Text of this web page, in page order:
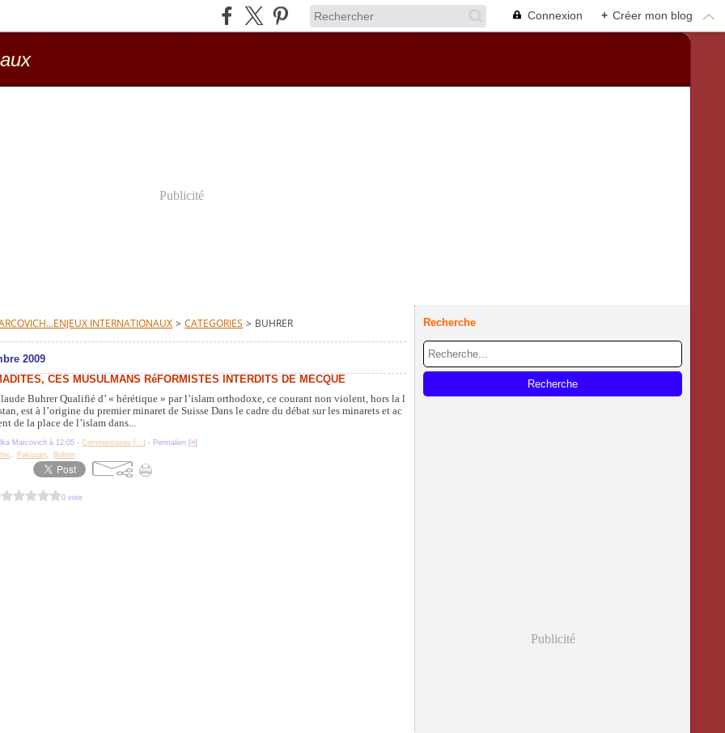
Connexion + Créer mon blog
Publicité
INTERNATIONAUX > CATEGORIES > BUHRER
2009
CES MUSULMANS RéFORMISTES INTERDITS DE MECQUE
Buhrer Qualifié d’ « hérétique » par l’islam orthodoxe, ce courant non violent, hors la l
est à l’origine du premier minaret de Suisse Dans le cadre du débat sur les minarets et ac
de la place de l’islam dans...
Marcovich à 12:05 -Commentaires […] - Permalien [#]
, Pakistan, Buhrer
0 vote
Recherche
Publicité